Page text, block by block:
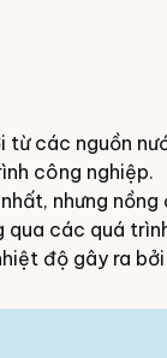
từ các nguồn
công nghiệp.
nhưng
các quá
độ gây ra